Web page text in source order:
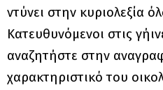
ντύνει στην κυριολεξία
Κατευθυνόμενοι στις
αναζητήστε στην
χαρακτηριστικό του